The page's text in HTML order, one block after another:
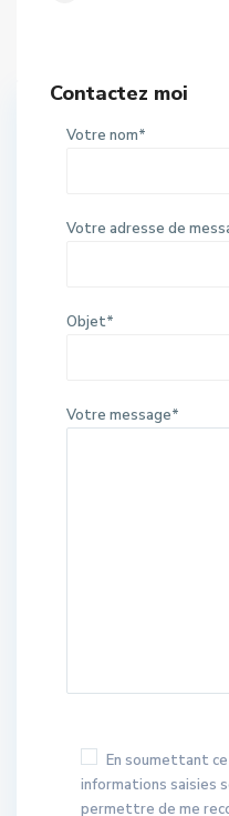
Contactez moi
Votre nom*
Votre adresse de
Objet*
Votre message*
En soumettant
informations saisies
permettre de me